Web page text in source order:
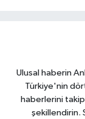
Ulusal haberin
Türkiye'nin
haberlerini
şekillendirin.